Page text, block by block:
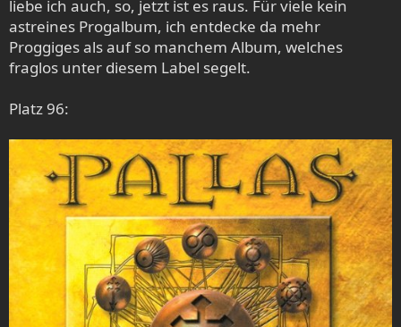
liebe ich auch, so, jetzt ist es raus. Für viele kein
astreines Progalbum, ich entdecke da mehr
Proggiges als auf so manchem Album, welches
fraglos unter diesem Label segelt.
Platz 96: